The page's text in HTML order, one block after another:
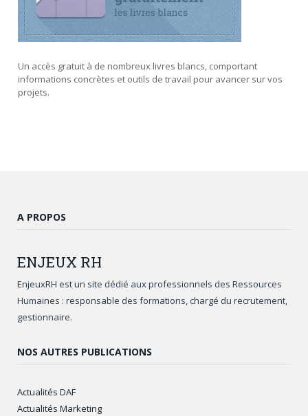
Un accès gratuit à de nombreux livres blancs, comportant
informations concrètes et outils de travail pour avancer sur vos
projets.
A PROPOS
ENJEUX RH
EnjeuxRH est un site dédié aux professionnels des Ressources
Humaines : responsable des formations, chargé du recrutement,
gestionnaire.
NOS AUTRES PUBLICATIONS
Actualités DAF
Actualités Marketing